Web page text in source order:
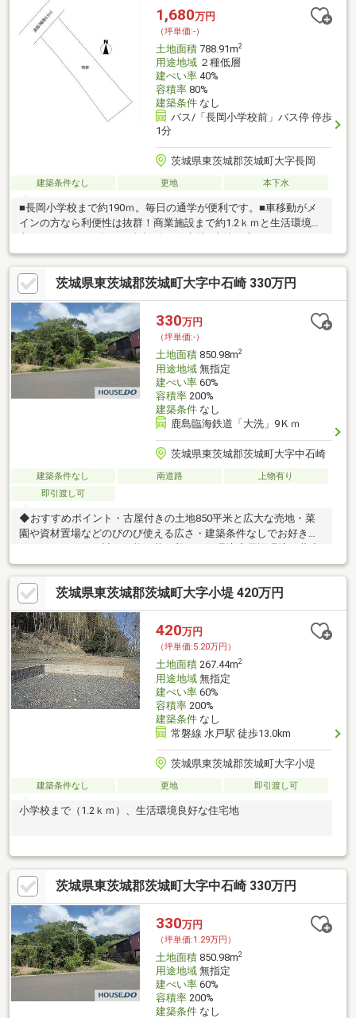
す！また当社にて建築担当営業様もご紹介いたします！お気軽に
ご相談ください♪
1,680万円
（坪単価:-）
土地面積788.91m2
用途地域２種低層
建ぺい率40%
容積率80%
建築条件なし
バス/「長岡小学校前」バス停 停歩
1分
茨城県東茨城郡茨城町大字長岡
建築条件なし 更地 本下水
■長岡小学校まで約190ｍ。毎日の通学が便利です。■車移動がメ
インの方なら利便性は抜群！商業施設まで約1.2ｋｍと生活環境も
ジを作ったり平屋にしたり家庭菜園などできます。
茨城県東茨城郡茨城町大字中石崎 330万円
330万円
（坪単価:-）
土地面積850.98m2
用途地域無指定
建ぺい率60%
容積率200%
建築条件なし
鹿島臨海鉄道「大洗」9Ｋｍ
茨城県東茨城郡茨城町大字中石崎
建築条件なし 南道路
上物有り
即引渡し可
◆おすすめポイント・古屋付きの土地850平米と広大な売地・菜
園や資材置場などのびのび使える広さ・建築条件なしでお好きな
ハウスメーカーで計画可能・落ち着いた住環境◆周辺環境・葵小
学校…車で14分・明光中学校…車で10分・TAIRAYA大洗店…車で15
分・大洗駅…車で13分◆ご案内広さや現況はぜひ現地でご確認く
ださい。お気軽にお問い合わせください。
茨城県東茨城郡茨城町大字小堤 420万円
420万円
（坪単価:5.20万円）
土地面積267.44m2
用途地域無指定
建ぺい率60%
容積率200%
建築条件なし
常磐線 水戸駅 徒歩13.0km
茨城県東茨城郡茨城町大字小堤
建築条件なし 更地 即引渡し可
小学校まで（1.2ｋｍ）、生活環境良好な住宅地
茨城県東茨城郡茨城町大字中石崎 330万円
330万円
（坪単価:1.29万円）
土地面積850.98m2
用途地域無指定
建ぺい率60%
容積率200%
建築条件なし